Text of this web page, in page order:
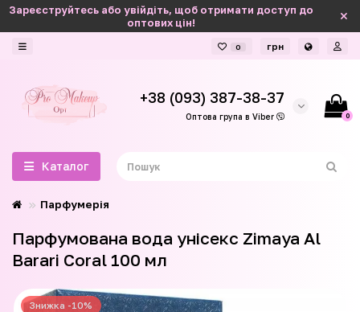
Зареєструйтесь або увійдіть, щоб отримати доступ до
оптових цін!
0 грн
+38 (093) 387-38-37
Оптова група в Viber 0
Каталог
Парфумерія
Парфумована вода унісекс Zimaya Al
Barari Coral 100 мл
Знижка -10%